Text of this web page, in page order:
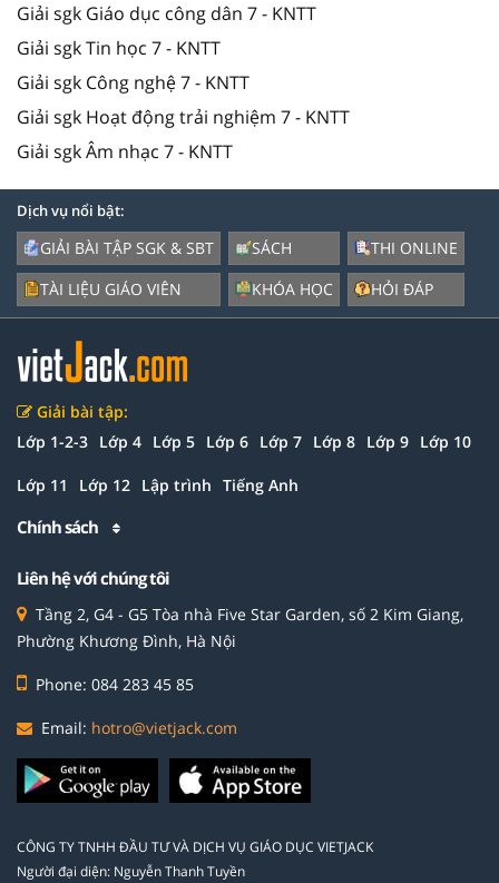
Giải sgk Giáo dục công dân 7 - KNTT
Giải sgk Tin học 7 - KNTT
Giải sgk Công nghệ 7 - KNTT
Giải sgk Hoạt động trải nghiệm 7 - KNTT
Giải sgk Âm nhạc 7 - KNTT
Dịch vụ nổi bật:
GIẢI BÀI TẬP SGK & SBT
TÀI LIỆU GIÁO VIÊN
SÁCH
KHÓA HỌC
THI ONLINE
HỎI ĐÁP
Giải bài tập:
Lớp 1-2-3 Lớp 4 Lớp 5 Lớp 6 Lớp 7 Lớp 8 Lớp 9 Lớp 10
Lớp 11 Lớp 12 Lập trình Tiếng Anh
Chính sách
Liên hệ với chúng tôi
Tầng 2, G4 - G5 Tòa nhà Five Star Garden, số 2 Kim Giang,
Phường Khương Đình, Hà Nội
Phone: 084 283 45 85
Email: hotro@vietjack.com
CÔNG TY TNHH ĐẦU TƯ VÀ DỊCH VỤ GIÁO DỤC VIETJACK
Người đại diện: Nguyễn Thanh Tuyền